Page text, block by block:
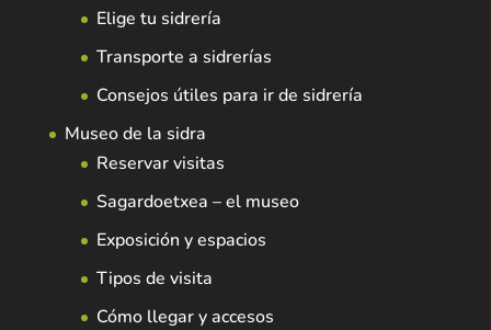
Elige tu sidrería
Transporte a sidrerías
Consejos útiles para ir de sidrería
Museo de la sidra
Reservar visitas
Sagardoetxea – el museo
Exposición y espacios
Tipos de visita
Cómo llegar y accesos